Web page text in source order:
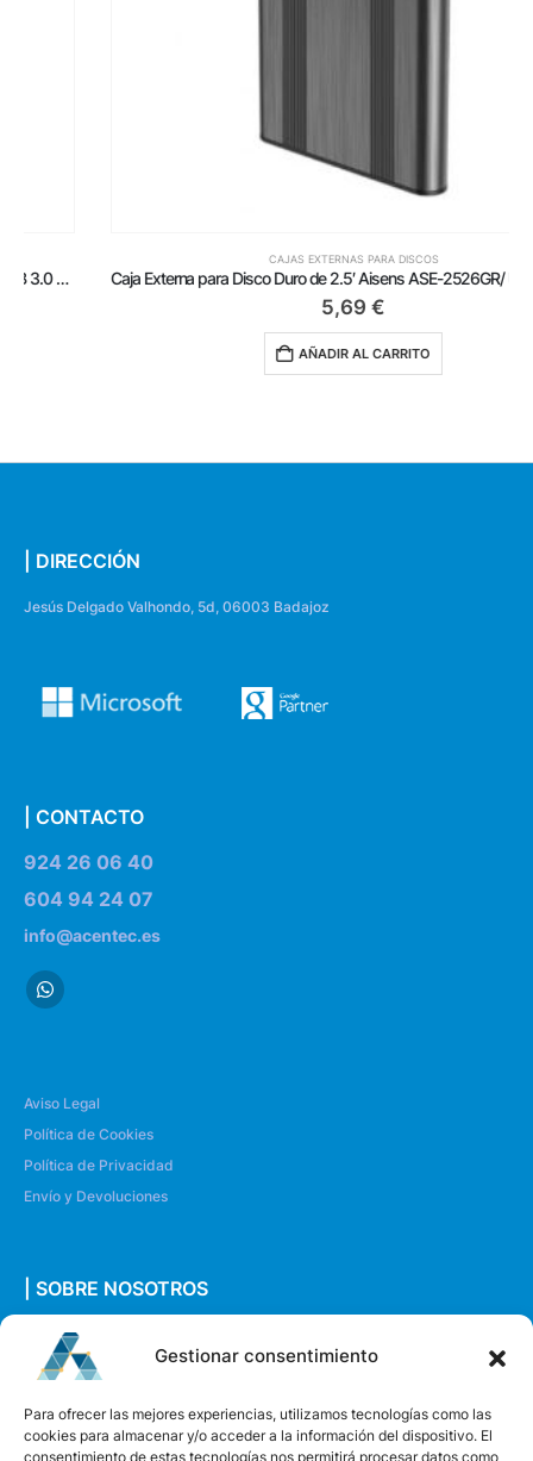
Gestionar consentimiento
Para ofrecer las mejores experiencias, utilizamos tecnologías como las
cookies para almacenar y/o acceder a la información del dispositivo. El
consentimiento de estas tecnologías nos permitirá procesar datos como
CAJAS EXTERNAS PARA DISCOS
Caja Externa para Disco Duro de 2.5′ Aisens ASE-2526GR/ USB 3.1/ Sin tornillos
AÑADIR AL CARRITO
| DIRECCIÓN
Jesús Delgado Valhondo, 5d, 06003 Badajoz
| CONTACTO
924 26 06 40
604 94 24 07
info@acentec.es
Aviso Legal
Política de Cookies
Política de Privacidad
Envío y Devoluciones
| SOBRE NOSOTROS
Quiénes somos
Envíanos un mensaje